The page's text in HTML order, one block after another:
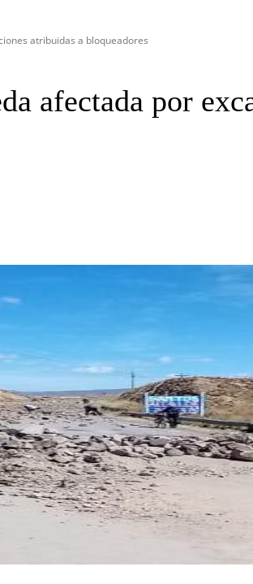
atribuidas a bloqueadores
afectada por